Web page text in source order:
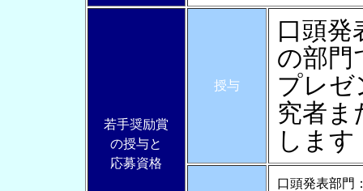
若手奨励賞
の授与と
応募資格
授与
口頭発
の部門
プレゼ
究者ま
します
口頭発表部門